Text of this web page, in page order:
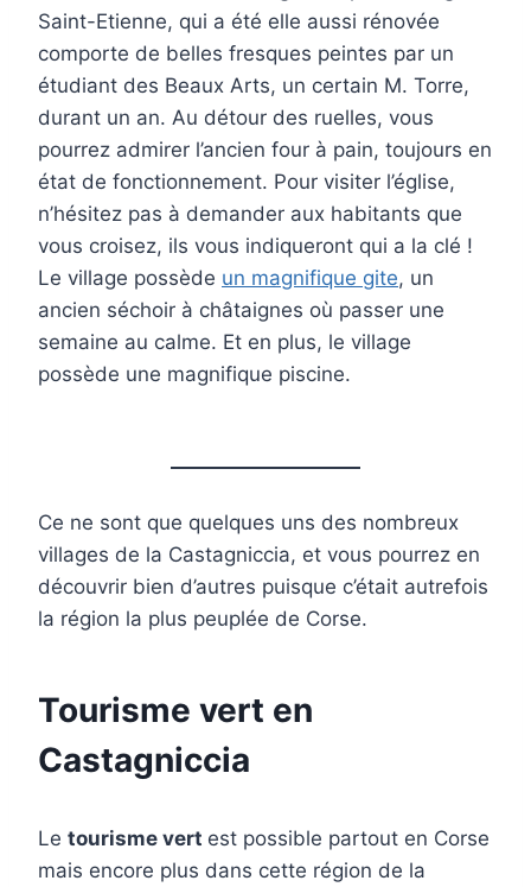
Saint-Etienne, qui a été elle aussi rénovée
comporte de belles fresques peintes par un
étudiant des Beaux Arts, un certain M. Torre,
durant un an. Au détour des ruelles, vous
pourrez admirer l’ancien four à pain, toujours en
état de fonctionnement. Pour visiter l’église,
n’hésitez pas à demander aux habitants que
vous croisez, ils vous indiqueront qui a la clé !
Le village possède un magnifique gite, un
ancien séchoir à châtaignes où passer une
semaine au calme. Et en plus, le village
possède une magnifique piscine.
Ce ne sont que quelques uns des nombreux
villages de la Castagniccia, et vous pourrez en
découvrir bien d’autres puisque c’était autrefois
la région la plus peuplée de Corse.
Tourisme vert en
Castagniccia
Le tourisme vert est possible partout en Corse
mais encore plus dans cette région de la